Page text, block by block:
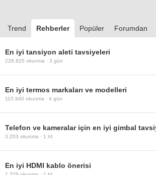
Trend Rehberler Popüler Forumdan
En iyi tansiyon aleti tavsiyeleri
228.825 okunma · 3 gün
En iyi termos markaları ve modelleri
115.940 okunma · 4 gün
Telefon ve kameralar için en iyi gimbal
3.203 okunma · 1 hf.
En iyi HDMI kablo önerisi